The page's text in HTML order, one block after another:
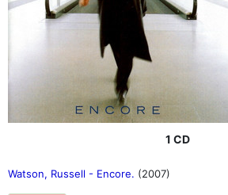
1 CD
Watson, Russell - Encore. (2007)